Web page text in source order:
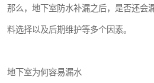
那么，地下室防水补漏之后，是否还会
料选择以及后期维护等多个因素。
地下室为何容易漏水